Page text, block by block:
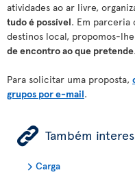
atividades ao ar livre,
tudo é possível. Em parceria
destinos local, propomos-
de encontro ao que pretende.
Para solicitar uma proposta,
grupos por e-mail.
ÿ Também
Carga